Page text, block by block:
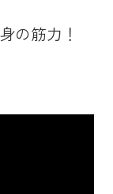
の筋力！